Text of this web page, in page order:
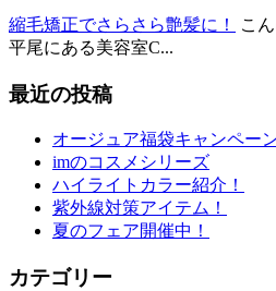
縮毛矯正でさらさら艶髪に！
こ
平尾にある美容室C...
最近の投稿
オージュア福袋キャンペー
imのコスメシリーズ
ハイライトカラー紹介！
紫外線対策アイテム！
夏のフェア開催中！
カテゴリー